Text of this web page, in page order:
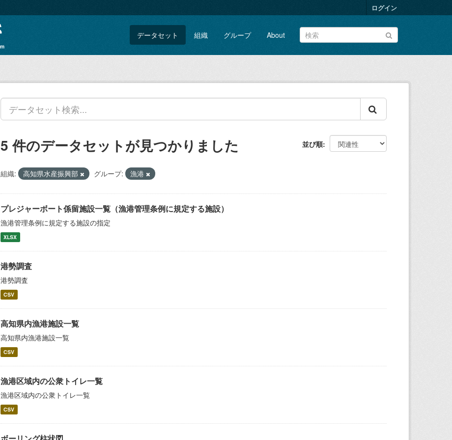
ログイン
データセット 組織 グループ About
並び順
5 件のデータセットが見つかりました
組織: 高知県水産振興部 グループ: 漁港
プレジャーボート係留施設一覧（漁港管理条例に規定する施設）
漁港管理条例に規定する施設の指定
XLSX
港勢調査
港勢調査
CSV
高知県内漁港施設一覧
高知県内漁港施設一覧
CSV
漁港区域内の公衆トイレ一覧
漁港区域内の公衆トイレ一覧
CSV